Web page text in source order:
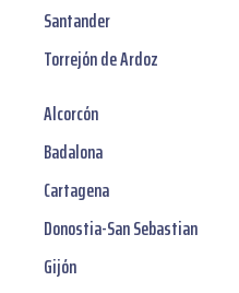
Santander
Torrejón de Ardoz
Alcorcón
Badalona
Cartagena
Donostia-San Sebastian
Gijón